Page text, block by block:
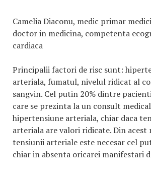
Camelia Diaconu, medic primar
doctor in medicina, competenta
cardiaca
Principalii factori de risc sunt:
arteriala, fumatul, nivelul ridicat al
sangvin. Cel putin 20% dintre
care se prezinta la un consult
hipertensiune arteriala, chiar daca
arteriala are valori ridicate. Din
tensiunii arteriale este necesar cel
chiar in absenta oricarei manifestari